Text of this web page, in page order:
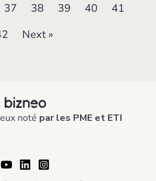
37 38 39 40
41
Next »
noté par les PME et ETI